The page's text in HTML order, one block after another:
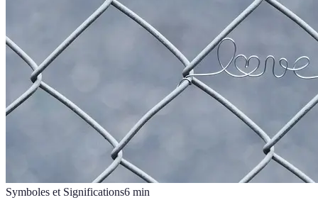
Symboles et Significations6 min